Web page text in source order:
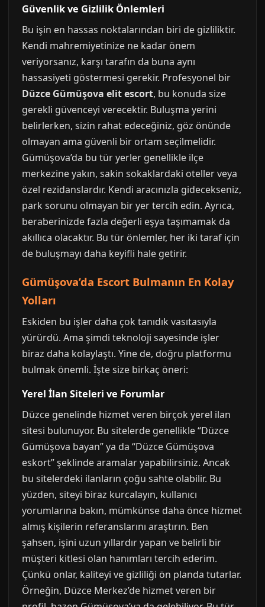
Güvenlik ve Gizlilik Önlemleri
Bu işin en hassas noktalarından biri de gizliliktir.
Kendi mahremiyetinize ne kadar önem
veriyorsanız, karşı tarafın da buna aynı
hassasiyeti göstermesi gerekir. Profesyonel bir
Düzce Gümüşova elit escort, bu konuda size
gerekli güvenceyi verecektir. Buluşma yerini
belirlerken, sizin rahat edeceğiniz, göz önünde
olmayan ama güvenli bir ortam seçilmelidir.
Gümüşova’da bu tür yerler genellikle ilçe
merkezine yakın, sakin sokaklardaki oteller veya
özel rezidanslardır. Kendi aracınızla gidecekseniz,
park sorunu olmayan bir yer tercih edin. Ayrıca,
beraberinizde fazla değerli eşya taşımamak da
akıllıca olacaktır. Bu tür önlemler, her iki taraf için
de buluşmayı daha keyifli hale getirir.
Gümüşova’da Escort Bulmanın En Kolay
Yolları
Eskiden bu işler daha çok tanıdık vasıtasıyla
yürürdü. Ama şimdi teknoloji sayesinde işler
biraz daha kolaylaştı. Yine de, doğru platformu
bulmak önemli. İşte size birkaç öneri:
Yerel İlan Siteleri ve Forumlar
Düzce genelinde hizmet veren birçok yerel ilan
sitesi bulunuyor. Bu sitelerde genellikle “Düzce
Gümüşova bayan” ya da “Düzce Gümüşova
eskort” şeklinde aramalar yapabilirsiniz. Ancak
bu sitelerdeki ilanların çoğu sahte olabilir. Bu
yüzden, siteyi biraz kurcalayın, kullanıcı
yorumlarına bakın, mümkünse daha önce hizmet
almış kişilerin referanslarını araştırın. Ben
şahsen, işini uzun yıllardır yapan ve belirli bir
müşteri kitlesi olan hanımları tercih ederim.
Çünkü onlar, kaliteyi ve gizliliği ön planda tutarlar.
Örneğin, Düzce Merkez’de hizmet veren bir